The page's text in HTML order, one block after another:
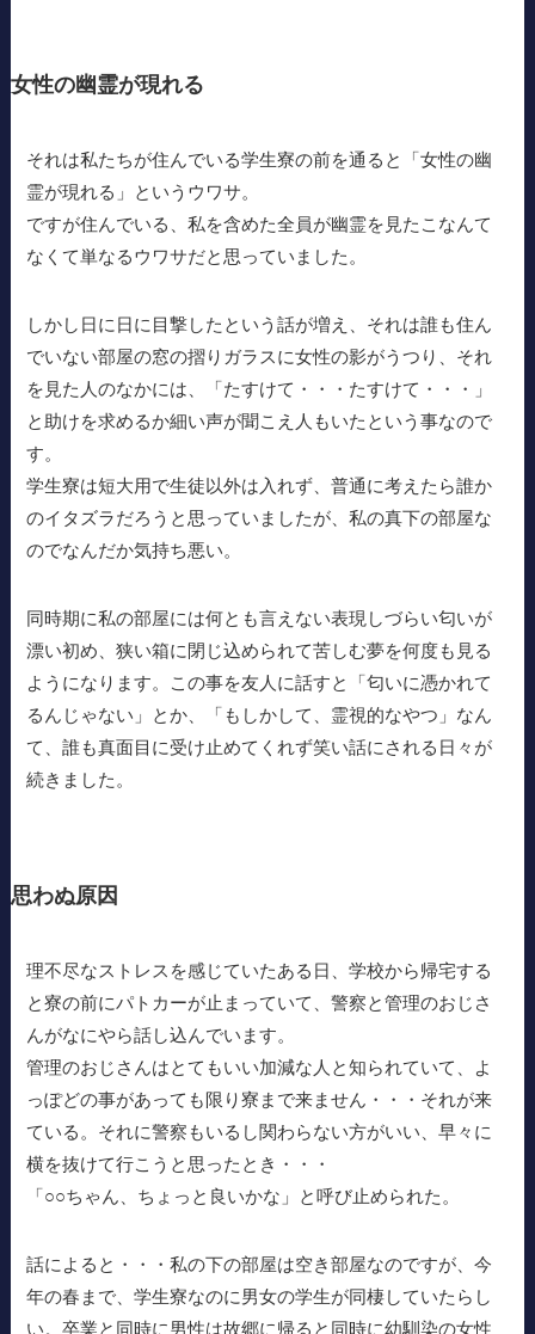
女性の幽霊が現れる
それは私たちが住んでいる学生寮の前を通ると「女性の幽
霊が現れる」というウワサ。
ですが住んでいる、私を含めた全員が幽霊を見たこなんて
なくて単なるウワサだと思っていました。
しかし日に日に目撃したという話が増え、それは誰も住ん
でいない部屋の窓の摺りガラスに女性の影がうつり、それ
を見た人のなかには、「たすけて・・・たすけて・・・」
と助けを求めるか細い声が聞こえ人もいたという事なので
す。
学生寮は短大用で生徒以外は入れず、普通に考えたら誰か
のイタズラだろうと思っていましたが、私の真下の部屋な
のでなんだか気持ち悪い。
同時期に私の部屋には何とも言えない表現しづらい匂いが
漂い初め、狭い箱に閉じ込められて苦しむ夢を何度も見る
ようになります。この事を友人に話すと「匂いに憑かれて
るんじゃない」とか、「もしかして、霊視的なやつ」なん
て、誰も真面目に受け止めてくれず笑い話にされる日々が
続きました。
思わぬ原因
理不尽なストレスを感じていたある日、学校から帰宅する
と寮の前にパトカーが止まっていて、警察と管理のおじさ
んがなにやら話し込んでいます。
管理のおじさんはとてもいい加減な人と知られていて、よ
っぽどの事があっても限り寮まで来ません・・・それが来
ている。それに警察もいるし関わらない方がいい、早々に
横を抜けて行こうと思ったとき・・・
「○○ちゃん、ちょっと良いかな」と呼び止められた。
話によると・・・私の下の部屋は空き部屋なのですが、今
年の春まで、学生寮なのに男女の学生が同棲していたらし
い。卒業と同時に男性は故郷に帰ると同時に幼馴染の女性